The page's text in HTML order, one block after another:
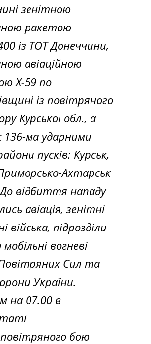
зенітною
ракетою
із ТОТ Донеччини,
авіаційною
Х-59 по
із повітряного
Курської обл., а
ма ударними
пусків: Курськ,
Ахтарськ
відбиття нападу
авіація, зенітні
війська, підрозділи
вогневі
Сил та
України.
на 07.00 в
бою